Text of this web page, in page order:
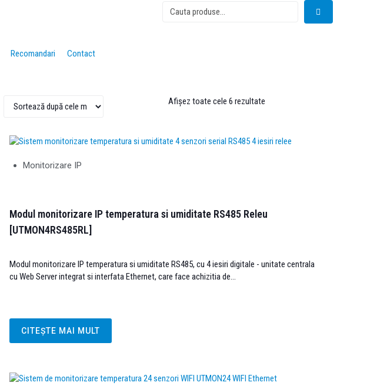
Recomandari Contact
Afișez toate cele 6 rezultate
Monitorizare IP
Modul monitorizare IP temperatura si umiditate RS485 Releu
[UTMON4RS485RL]
Modul monitorizare IP temperatura si umiditate RS485, cu 4 iesiri digitale - unitate centrala
cu Web Server integrat si interfata Ethernet, care face achizitia de...
CITEȘTE MAI MULT